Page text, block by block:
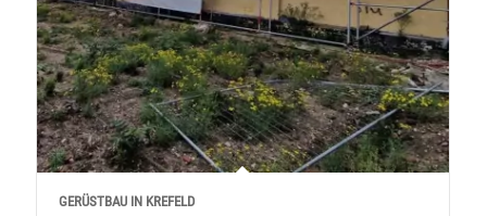
GERÜSTBAU IN KREFELD